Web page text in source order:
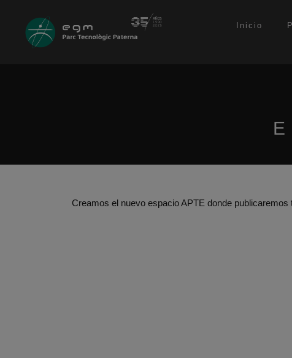
Inicio
Creamos el nuevo espacio APTE donde